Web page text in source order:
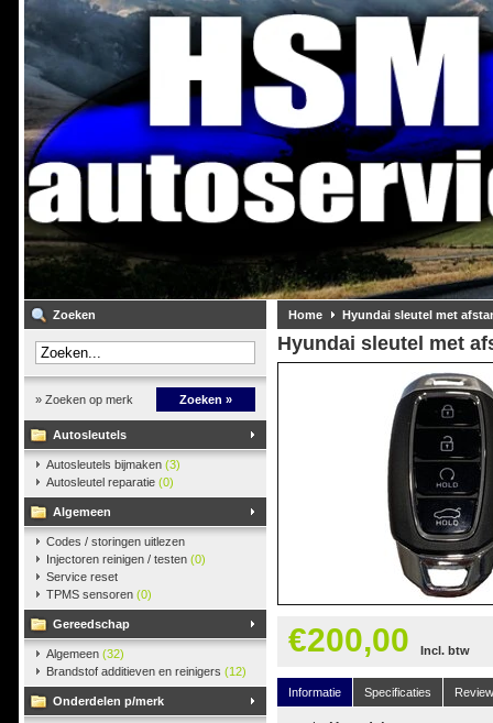
Zoeken
» Zoeken op merk Zoeken »
Autosleutels
Autosleutels bijmaken (3)
Autosleutel reparatie (0)
Algemeen
Codes / storingen uitlezen
Injectoren reinigen / testen (0)
Service reset
TPMS sensoren (0)
Gereedschap
Algemeen (32)
Brandstof additieven en reinigers (12)
Onderdelen p/merk
Home Hyundai sleutel met
Hyundai sleutel met
€200,00 Incl. btw
Informatie Specificaties